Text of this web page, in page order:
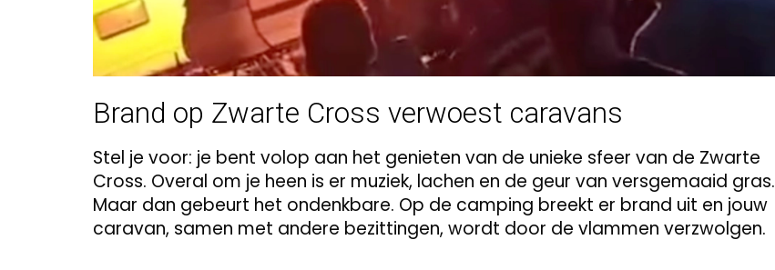
Brand op Zwarte Cross verwoest caravans
Stel je voor: je bent volop aan het genieten van de unieke sfeer van de Zwarte
Cross. Overal om je heen is er muziek, lachen en de geur van versgemaaid gras.
Maar dan gebeurt het ondenkbare. Op de camping breekt er brand uit en jouw
caravan, samen met andere bezittingen, wordt door de vlammen verzwolgen.